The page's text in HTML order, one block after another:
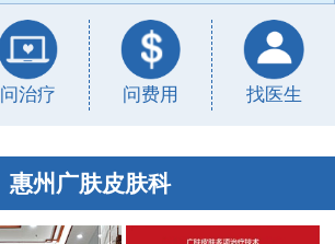
问治疗 问费用 找医生
惠州广肤皮肤科